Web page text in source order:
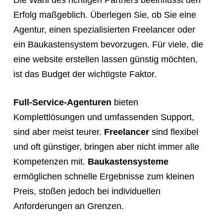
Erfolg maßgeblich. Überlegen Sie, ob Sie eine
Agentur, einen spezialisierten Freelancer oder
ein Baukastensystem bevorzugen. Für viele, die
eine website erstellen lassen günstig möchten,
ist das Budget der wichtigste Faktor.
Full-Service-Agenturen bieten
Komplettlösungen und umfassenden Support,
sind aber meist teurer. Freelancersind flexibel
und oft günstiger, bringen aber nicht immer alle
Kompetenzen mit. Baukastensysteme
ermöglichen schnelle Ergebnisse zum kleinen
Preis, stoßen jedoch bei individuellen
Anforderungen an Grenzen.